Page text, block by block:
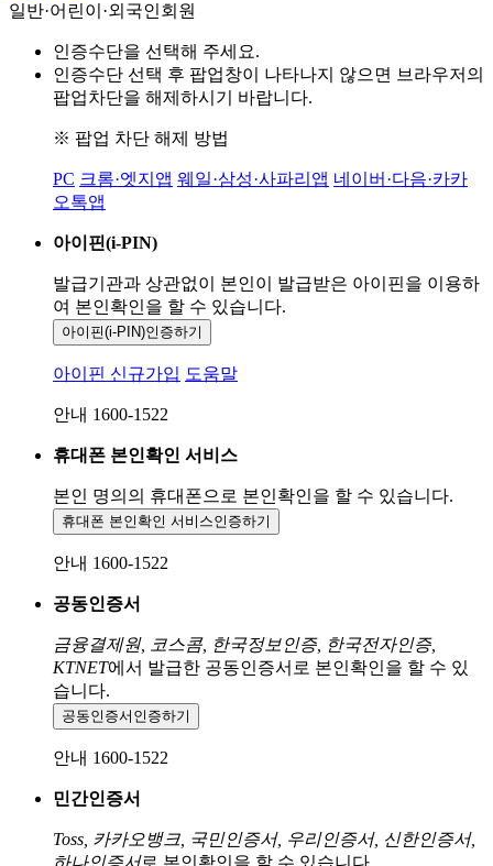
일반·어린이·외국인회원
인증수단을 선택해 주세요.
인증수단 선택 후 팝업창이 나타나지 않으면 브라우저의
팝업차단을 해제하시기 바랍니다.
※ 팝업 차단 해제 방법
PC 크롬·엣지앱 웨일·삼성·사파리앱 네이버·다음·카카
오톡앱
아이핀(i-PIN)
발급기관과 상관없이 본인이 발급받은 아이핀을 이용하
여 본인확인을 할 수 있습니다.
아이핀(i-PIN)인증하기
아이핀 신규가입 도움말
안내 1600-1522
휴대폰 본인확인 서비스
본인 명의의 휴대폰으로 본인확인을 할 수 있습니다.
휴대폰 본인확인 서비스인증하기
안내 1600-1522
공동인증서
금융결제원, 코스콤, 한국정보인증, 한국전자인증,
KTNET에서 발급한 공동인증서로 본인확인을 할 수 있
습니다.
공동인증서 인증하기
안내 1600-1522
민간인증서
Toss, 카카오뱅크, 국민인증서, 우리인증서, 신한인증서,